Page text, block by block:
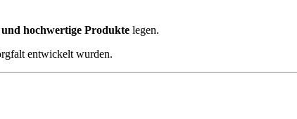
hochwertige Produkte legen.
entwickelt wurden.